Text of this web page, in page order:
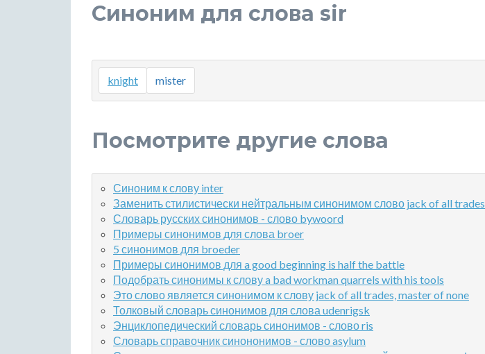
Синоним для слова sir
knight mister
Посмотрите другие слова
Синоним к слову inter
Заменить стилистически нейтральным синонимом слово jack of all trades
Словарь русских синонимов - слово bywoord
Примеры синонимов для слова broer
5 синонимов для broeder
Примеры синонимов для a good beginning is half the battle
Подобрать синонимы к слову a bad workman quarrels with his tools
Это слово является синонимом к слову jack of all trades, master of none
Толковый словарь синонимов для слова udenrigsk
Энциклопедический словарь синонимов - слово ris
Словарь справочник синононимов - слово asylum